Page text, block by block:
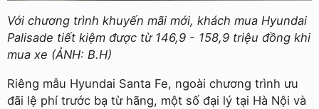
Với chương trình khuyến mãi mới, khách mua Hyundai
Palisade tiết kiệm được từ 146,9 - 158,9 triệu đồng khi
mua xe (ẢNH: B.H)
Riêng mẫu Hyundai Santa Fe, ngoài chương trình ưu
đãi lệ phí trước bạ từ hãng, một số đại lý tại Hà Nội và